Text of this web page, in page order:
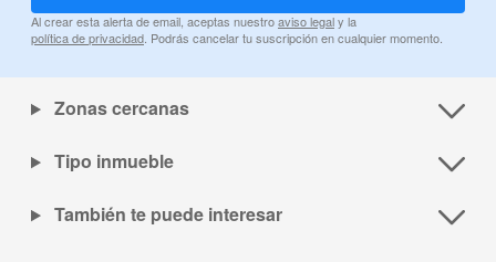
Al crear esta alerta de email, aceptas nuestroaviso legaly la
política de privacidad. Podrás cancelar tu suscripción en cualquier momento.
Zonas cercanas
Tipo inmueble
También te puede interesar